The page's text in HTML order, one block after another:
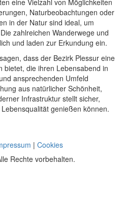
eine Vielzahl von Möglichkeiten
Naturbeobachtungen oder
in der Natur sind ideal, um
zahlreichen Wanderwege und
und laden zur Erkundung ein.
dass der Bezirk Plessur eine
bietet, die ihren Lebensabend in
ansprechenden Umfeld
aus natürlicher Schönheit,
Infrastruktur stellt sicher,
genießen können.
| Cookies
Rechte vorbehalten.